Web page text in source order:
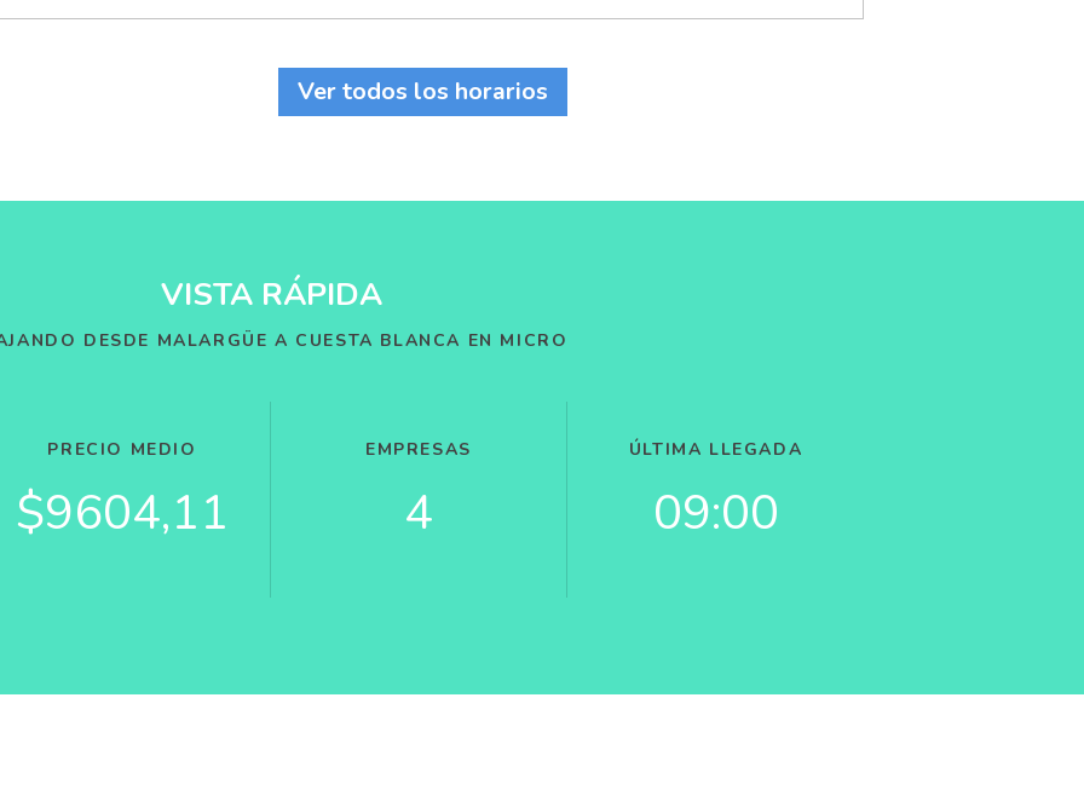
Ver todos los horarios
VISTA RÁPIDA
DESDE MALARGÜE A CUESTA BLANCA EN MICRO
PRECIO MEDIO
$9604,11
EMPRESAS
4
ÚLTIMA LLEGADA
09:00